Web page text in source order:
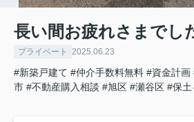
長い間お疲れさまでし
プライベート 2025.06.23
#新築戸建て #仲介手数料無料 #資金計画
市 #不動産購入相談 #旭区 #瀬谷区 #保土